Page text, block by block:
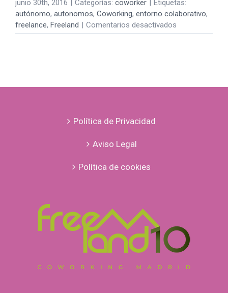
junio 30th, 2016 | Categorías: coworker | Etiquetas:
autónomo, autonomos, Coworking, entorno colaborativo,
freelance, Freeland | Comentarios desactivados
Un
Política de Privacidad
Aviso Legal
Política de cookies